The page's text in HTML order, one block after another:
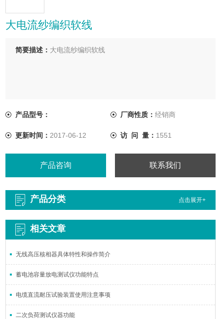
大电流纱编织软线
简要描述： 大电流纱编织软线
产品型号： 厂商性质： 经销商
更新时间： 2017-06-12 访 问 量： 1551
产品咨询 联系我们
产品分类 点击展开+
相关文章
无线高压核相器具体特性和操作简介
蓄电池容量放电测试仪功能特点
电缆直流耐压试验装置使用注意事项
二次负荷测试仪器功能